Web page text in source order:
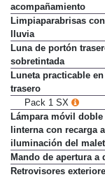
acompañamiento
Limpiaparabrisas
lluvia
Luna de portón
sobretintada
Luneta practicable
trasero
Pack 1 SX
Lámpara móvil
linterna con recarga
iluminación del
Mando de apertura a
Retrovisores